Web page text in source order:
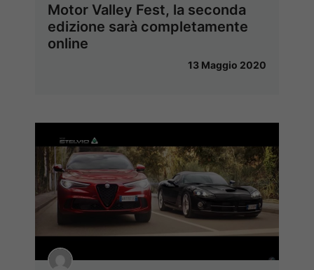
Motor Valley Fest, la seconda
edizione sarà completamente
online
13 Maggio 2020